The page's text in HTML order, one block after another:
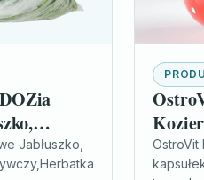
ziołowa,
Jabłuszko,
OstroVit